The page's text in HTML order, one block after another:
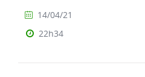
14/04/21
22h34